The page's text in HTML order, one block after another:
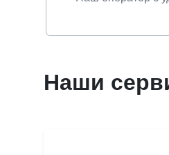
Наши